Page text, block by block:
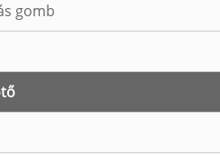
gomb